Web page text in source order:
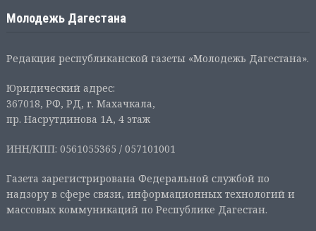
Молодежь Дагестана
Редакция республиканской газеты «Молодежь Дагестана».
Юридический адрес:
367018, РФ, РД, г. Махачкала,
пр. Насрутдинова 1А, 4 этаж
ИНН/КПП: 0561055365 / 057101001
Газета зарегистрирована Федеральной службой по
надзору в сфере связи, информационных технологий и
массовых коммуникаций по Республике Дагестан.